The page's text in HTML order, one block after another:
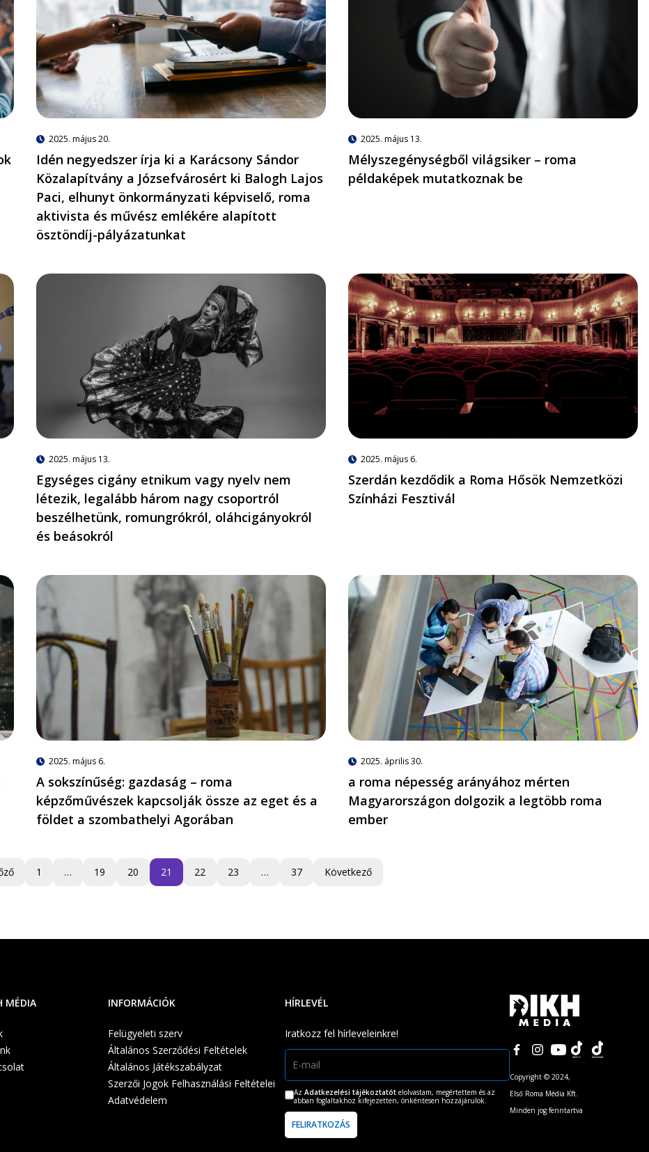
2025. május 20.
Idén negyedszer írja ki a Karácsony Sándor
Közalapítvány a Józsefvárosért ki Balogh Lajos
Paci, elhunyt önkormányzati képviselő, roma
aktivista és művész emlékére alapított
ösztöndíj-pályázatunkat
2025. május 13.
Mélyszegénységből világsiker – roma
példaképek mutatkoznak be
2025. május 13.
Egységes cigány etnikum vagy nyelv nem
létezik, legalább három nagy csoportról
beszélhetünk, romungrókról, oláhcigányokról
és beásokról
2025. május 6.
Szerdán kezdődik a Roma Hősök Nemzetközi
Színházi Fesztivál
2025. május 6.
A sokszínűség: gazdaság – roma
képzőművészek kapcsolják össze az eget és a
földet a szombathelyi Agorában
2025. április 30.
a roma népesség arányához mérten
Magyarországon dolgozik a legtöbb roma
ember
1 … 19 20 21 22 23 … 37 Következő
MÉDIA INFORMÁCIÓK
Felügyeleti szerv
Általános Szerződési Feltételek
Általános Játékszabályzat
Szerzői Jogok Felhasználási Feltételei
Adatvédelem
HÍRLEVÉL
Iratkozz fel hírleveleinkre!
Az Adatkezelési tájékoztatótelolvastam, megértettem és az
abban foglaltakhoz kifejezetten, önkéntesen hozzájárulok.
Copyright © 2024,
Első Roma Média Kft.
Minden jog fenntartva